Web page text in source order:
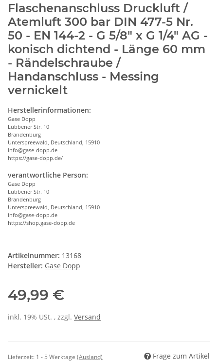
Flaschenanschluss Druckluft /
Atemluft 300 bar DIN 477-5 Nr.
50 - EN 144-2 - G 5/8" x G 1/4" AG -
konisch dichtend - Länge 60 mm
- Rändelschraube /
Handanschluss - Messing
vernickelt
Herstellerinformationen:
Gase Dopp
Lübbener Str. 10
Brandenburg
Unterspreewald, Deutschland, 15910
info@gase-dopp.de
https://gase-dopp.de/
verantwortliche Person:
Gase Dopp
Lübbener Str. 10
Brandenburg
Unterspreewald, Deutschland, 15910
info@gase-dopp.de
https://shop.gase-dopp.de
Artikelnummer: 13168
Hersteller: Gase Dopp
49,99 €
inkl. 19% USt. , zzgl. Versand
Lieferzeit: 1 - 5 Werktage (Ausland) Frage zum Artikel